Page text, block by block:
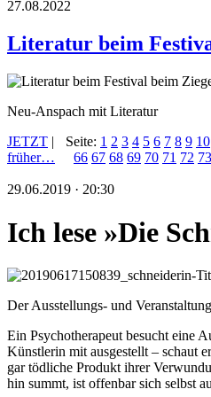
27.08.2022
Literatur beim
Neu-Anspach mit Literatur
JETZT |
früher…
Seite: 1 2 3 4 5 6 7 8 9 10
66 67 68 69 70 71 72 73
29.06.2019 · 20:30
Ich lese »Die
Der Ausstellungs- und
Ein Psychotherapeut besucht eine
Künstlerin mit ausgestellt – schaut
gar tödliche Produkt ihrer
hin summt, ist offenbar sich selbst